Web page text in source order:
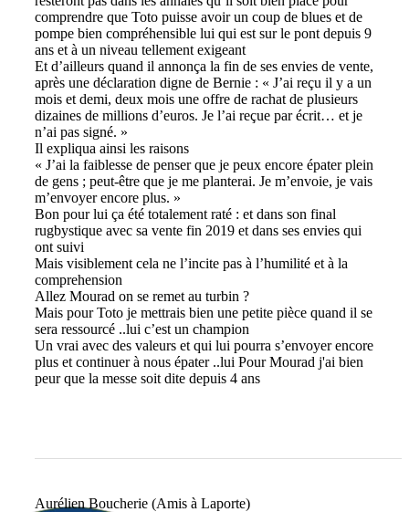
comprendre que Toto puisse avoir un coup de blues et de
pompe bien compréhensible lui qui est sur le pont depuis 9
ans et à un niveau tellement exigeant
Et d’ailleurs quand il annonça la fin de ses envies de vente,
après une déclaration digne de Bernie : « J’ai reçu il y a un
mois et demi, deux mois une offre de rachat de plusieurs
dizaines de millions d’euros. Je l’ai reçue par écrit… et je
n’ai pas signé. »
Il expliqua ainsi les raisons
« J’ai la faiblesse de penser que je peux encore épater plein
de gens ; peut-être que je me planterai. Je m’envoie, je vais
m’envoyer encore plus. »
Bon pour lui ça été totalement raté : et dans son final
rugbystique avec sa vente fin 2019 et dans ses envies qui
ont suivi
Mais visiblement cela ne l’incite pas à l’humilité et à la
comprehension
Allez Mourad on se remet au turbin ?
Mais pour Toto je mettrais bien une petite pièce quand il se
sera ressourcé ..lui c’est un champion
Un vrai avec des valeurs et qui lui pourra s’envoyer encore
plus et continuer à nous épater ..lui Pour Mourad j'ai bien
peur que la messe soit dite depuis 4 ans
Aurélien Boucherie (Amis à Laporte)